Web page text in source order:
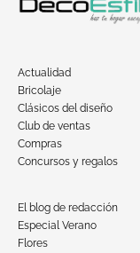
Actualidad
Bricolaje
Clásicos del diseño
Club de ventas
Compras
Concursos y regalos
El blog de redacción
Especial Verano
Flores